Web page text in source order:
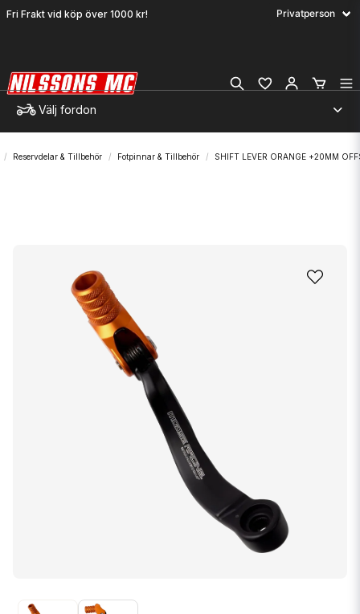
Fri Frakt vid köp över 1000 kr!
Välj fordon
Reservdelar & Tillbehör Fotpinnar & Tillbehör SHIFT LEVER ORANGE +20MM